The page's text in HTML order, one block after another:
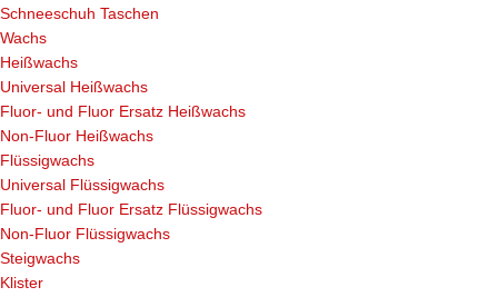
Schneeschuh Taschen
Wachs
Heißwachs
Universal Heißwachs
Fluor- und Fluor Ersatz Heißwachs
Non-Fluor Heißwachs
Flüssigwachs
Universal Flüssigwachs
Fluor- und Fluor Ersatz Flüssigwachs
Non-Fluor Flüssigwachs
Steigwachs
Klister